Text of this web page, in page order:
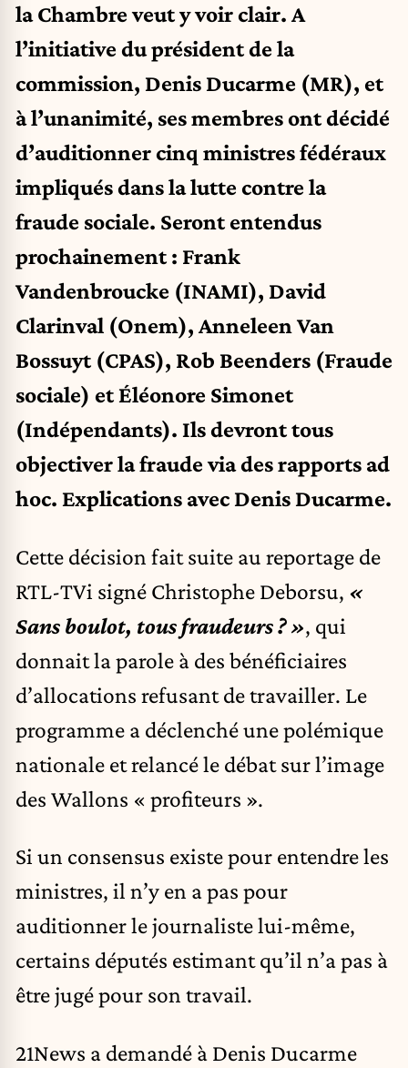
la Chambre veut y voir clair. A
l’initiative du président de la
commission, Denis Ducarme (MR), et
à l’unanimité, ses membres ont décidé
d’auditionner cinq ministres fédéraux
impliqués dans la lutte contre la
fraude sociale. Seront entendus
prochainement : Frank
Vandenbroucke (INAMI), David
Clarinval (Onem), Anneleen Van
Bossuyt (CPAS), Rob Beenders (Fraude
sociale) et Éléonore Simonet
(Indépendants). Ils devront tous
objectiver la fraude via des rapports ad
hoc. Explications avec Denis Ducarme.
Cette décision fait suite au reportage de
RTL-TVi signé Christophe Deborsu, «
Sans boulot, tous fraudeurs ? », qui
donnait la parole à des bénéficiaires
d’allocations refusant de travailler. Le
programme a déclenché une polémique
nationale et relancé le débat sur l’image
des Wallons « profiteurs ».
Si un consensus existe pour entendre les
ministres, il n’y en a pas pour
auditionner le journaliste lui-même,
certains députés estimant qu’il n’a pas à
être jugé pour son travail.
21News a demandé à Denis Ducarme